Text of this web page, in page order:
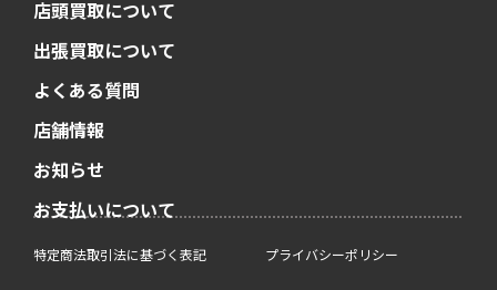
店頭買取について
出張買取について
よくある質問
店舗情報
お知らせ
お支払いについて
特定商法取引法に基づく表記 プライバシーポリシー